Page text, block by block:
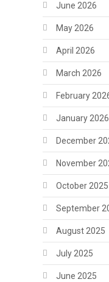
June 2026
May 2026
April 2026
March 2026
February
January 2026
December
November
October 2025
September
August 2025
July 2025
June 2025